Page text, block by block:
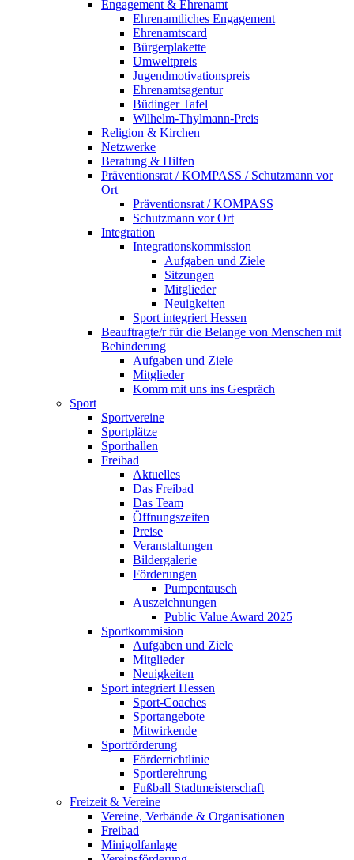
Engagement & Ehrenamt
Ehrenamtliches Engagement
Ehrenamtscard
Bürgerplakette
Umweltpreis
Jugendmotivationspreis
Ehrenamtsagentur
Büdinger Tafel
Wilhelm-Thylmann-Preis
Religion & Kirchen
Netzwerke
Beratung & Hilfen
Präventionsrat / KOMPASS / Schutzmann vor
Ort
Präventionsrat / KOMPASS
Schutzmann vor Ort
Integration
Integrationskommission
Aufgaben und Ziele
Sitzungen
Mitglieder
Neuigkeiten
Sport integriert Hessen
Beauftragte/r für die Belange von Menschen mit
Behinderung
Aufgaben und Ziele
Mitglieder
Komm mit uns ins Gespräch
Sport
Sportvereine
Sportplätze
Sporthallen
Freibad
Aktuelles
Das Freibad
Das Team
Öffnungszeiten
Preise
Veranstaltungen
Bildergalerie
Förderungen
Pumpentausch
Auszeichnungen
Public Value Award 2025
Sportkommision
Aufgaben und Ziele
Mitglieder
Neuigkeiten
Sport integriert Hessen
Sport-Coaches
Sportangebote
Mitwirkende
Sportförderung
Förderrichtlinie
Sportlerehrung
Fußball Stadtmeisterschaft
Freizeit & Vereine
Vereine, Verbände & Organisationen
Freibad
Minigolfanlage